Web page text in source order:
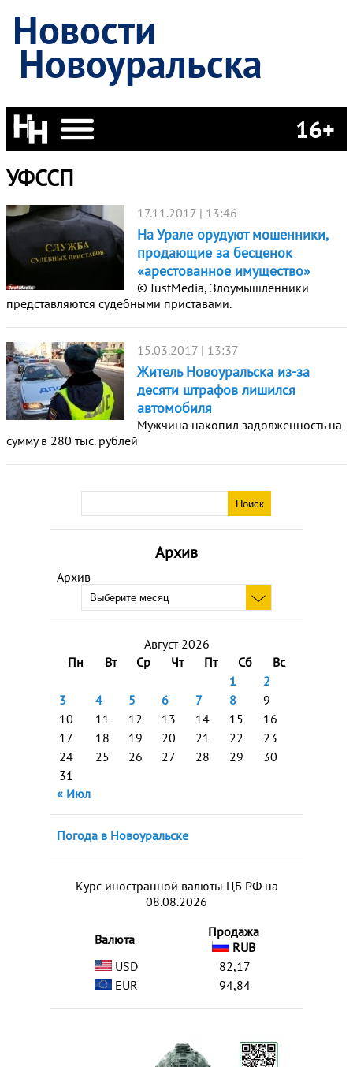
Новости
Новоуральска
16+
Архив
Архив
Август 2026
Пн
Вт Ср Чт Пт Сб
Вс
1
2
3
4 5 6 7 8
9
10
11 12 13 14 15
16
17
18 19 20 21 22
23
24
25 26 27 28 29
30
31
« Июл
Погода в Новоуральске
Курс иностранной валюты ЦБ РФ на
08.08.2026
Валюта
Продажа
RUB
USD
82,17
EUR
94,84
УФССП
17.11.2017 | 13:46
На Урале орудуют мошенники,
продающие за бесценок
«арестованное имущество»
© JustMedia, Злоумышленники
представляются судебными приставами.
15.03.2017 | 13:37
Житель Новоуральска из-за
десяти штрафов лишился
автомобиля
Мужчина накопил задолженность на
сумму в 280 тыс. рублей